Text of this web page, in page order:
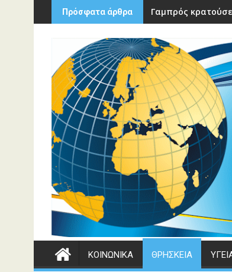
Περάστε
στο
περιεχόμενο
Πρόσφατα άρθρα Γαμπρός
ΚΟΙΝΩΝΙΚΑ ΘΡΗΣΚΕΙΑ